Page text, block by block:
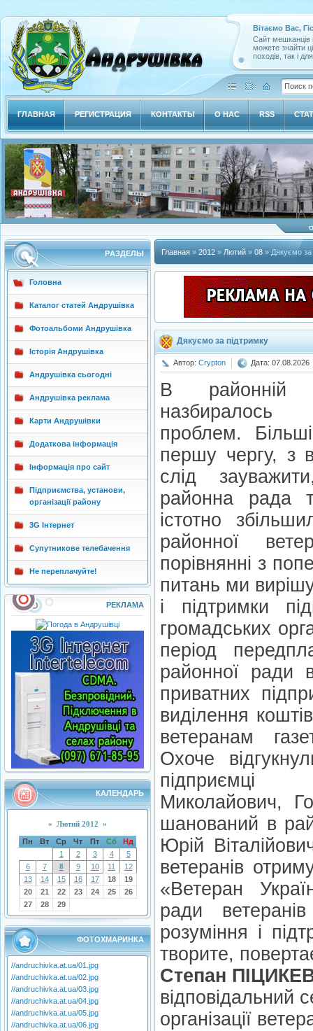
Вітаємо Вас,
Сайт мешканців
можете знайти
походів, так і
ГЛАВНАЯ РЕГИСТРАЦИЯ КОНТАКТЫ О НАС RSS
РAЗДЕЛЫ
Головна
Каталог статей Андрушівка
Фотоальбоми Андрушівка
Історія Андрушівка
Андрушівка сьогодні
Андрушівка реклама
Карти Андрушівки
Додаткова інформація
Інформація про сайт
Підприємства, установи,
організації району
3G Інтернет
Супутникове телебачення
Не переплачуйте!
РЕКЛАМА
КАЛЕНДАРЬ
« Лютий 2012 »
Пн Вт Ср Чт Пт Сб
Нд
1
2 3 4
5
6
7 8 9 10 11
12
13
14 15 16 17 18
19
20
21 22 23 24 25
26
27
28 29
ФОТОХМАРИНКА
//andruchivka.at.ua/01.jpg
//andruchivka.at.ua/02.jpg
//andruchivka.at.ua/03.jpg
//andruchivka.at.ua/04.jpg
//andruchivka.at.ua/05.jpg
//andruchivka.at.ua/06.jpg
Главная » 2012 » Лютий » 08 » Дякуємо за
Дякуємо за підтримку
Автор: Crypton Дата: 07.08.2026
В районній
назбиралось
проблем.
першу чергу, з
слід
районна рада
істотно
районної
порівнянні з
питань ми
і підтримки
громадських
період
районної ради
приватних
виділення
ветеранам
Охоче
Миколайович,
шанований в
Юрій
ветеранів
«Ветеран
ради
розуміння і
творите,
Степан
відповідальний
організації